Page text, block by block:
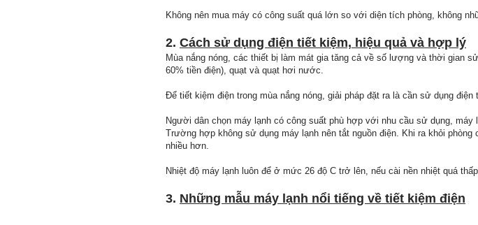
Không nên mua máy có công suất quá lớn so với diện tích phòng, không
2. Cách sử dụng điện tiết kiệm, hiệu quả và hợp lý
Mùa nắng nóng, các thiết bị làm mát gia tăng cả về số lượng và thời gian
60% tiền điện), quạt và quạt hơi nước.
Để tiết kiệm điện trong mùa nắng nóng, giải pháp đặt ra là cần sử dụng
Người dân chọn máy lạnh có công suất phù hợp với nhu cầu sử dụng,
Trường hợp không sử dụng máy lạnh nên tắt nguồn điện. Khi ra khỏi
nhiều hơn.
Nhiệt độ máy lạnh luôn để ở mức 26 độ C trở lên, nếu cài nền nhiệt quá
3. Những mẫu máy lạnh nổi tiếng về tiết kiệm điện